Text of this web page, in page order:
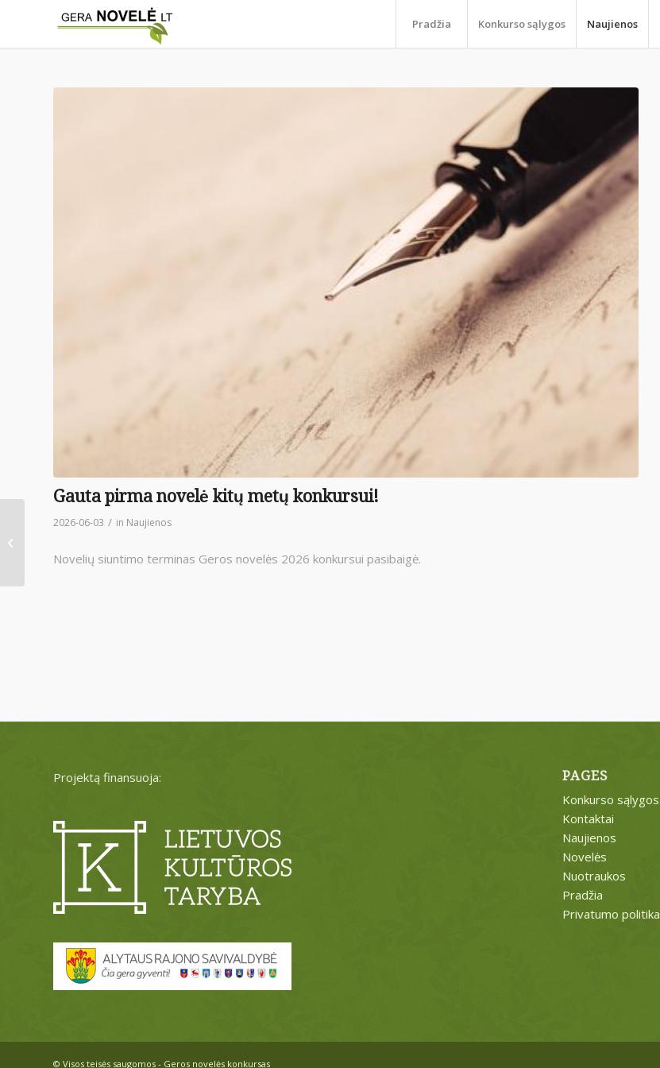
Pradžia Konkurso sąlygos Naujienos
Gauta pirma novelė kitų metų konkursui!
2026-06-03 / in Naujienos
Novelių siuntimo terminas Geros novelės 2026 konkursui pasibaigė.
Projektą finansuoja: PAGES
Konkurso sąlygos
Kontaktai
Naujienos
Novelės
Nuotraukos
Pradžia
Privatumo politika
© Visos teisės saugomos - Geros novelės konkursas
Pokalbis su Geros
sumanytoju